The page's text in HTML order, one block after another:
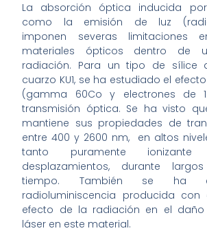
La absorción óptica inducida
como la emisión de luz
imponen severas
materiales ópticos dentro de
radiación. Para un tipo de sílice
cuarzo KU1, se ha estudiado el
(gamma 60Co y electrones de
transmisión óptica. Se ha visto
mantiene sus propiedades de
entre 400 y 2600 nm, en altos
tanto puramente
desplazamientos, durante
tiempo. También se ha
radioluminiscencia producida con
efecto de la radiación en el
láser en este material.